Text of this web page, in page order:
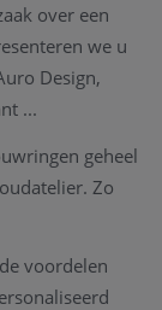
over een
we u
Design,
...
geheel
Zo
voordelen